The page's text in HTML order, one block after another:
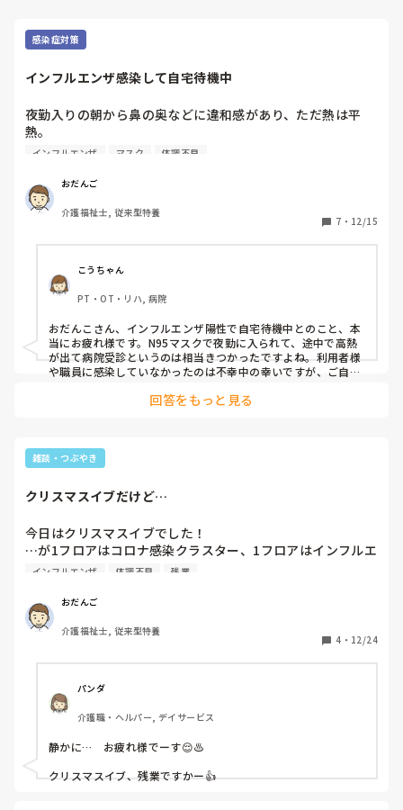
感染症対策
インフルエンザ感染して自宅待機中
夜勤入りの朝から鼻の奥などに違和感があり、ただ熱は平
熱。
出勤し、念の為N95マスクで夜勤開始。
受診。しっかりインフルエンザ陽性。
それから出勤停止で自宅内隔離。３日目から微熱と頭痛が再
発で現在進行形で病気と戦闘中。
皆さんも気をつけて！
インフルエンザ マスク 体調不良
おだんご
介護福祉士, 従来型特養
7 ・ 12/15
こうちゃん
PT・OT・リハ, 病院
おだんこさん、インフルエンザ陽性で自宅待機中とのこと、本
当にお疲れ様です。N95マスクで夜勤に入られて、途中で高熱
が出て病院受診というのは相当きつかったですよね。利用者様
や職員に感染していなかったのは不幸中の幸いですが、ご自身
停止について、現在のガイドラインでは「発症後5日間かつ解
は、医療従事者は「熱が下がって24時間以上経過し、呼吸器症
状が改善するまで」勤務を控えることが推奨されています。お
は、まだウイルスが体内で活動している可能性があるので、無
ングは、解熱後2日経過していること、呼吸器症状(咳・鼻水・
のどの痛み)が軽快していること、全身倦怠感が改善しているこ
とを目安に、職場の産業医や上司と相談して決めるのが安全で
す。今は焦らずしっかり治してください。お大事にしてくださ
回答をもっと見る
雑談・つぶやき
クリスマスイブだけど…
今日はクリスマスイブでした！
…が1フロアはコロナ感染クラスター、1フロアはインフルエ
ンザ感染クラスター、もちろん職員もコロナやインフル、体
色々とあり過ぎて、逆に笑えてくるクリスマスイブでした
（笑）
もちろん明日以降も継続して感染隔離対応していますので…
インフルエンザ 体調不良 残業
おだんご
介護福祉士, 従来型特養
4 ・ 12/24
パンダ
介護職・ヘルパー, デイサービス
静かに…　お疲れ様でーす😌♨️
クリスマスイブ、残業ですかー👍